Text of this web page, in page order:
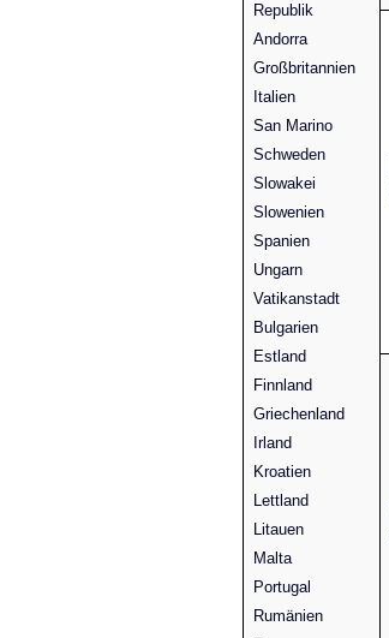
Republik
Andorra
Großbritannien
Italien
San Marino
Schweden
Slowakei
Slowenien
Spanien
Ungarn
Vatikanstadt
Bulgarien
Estland
Finnland
Griechenland
Irland
Kroatien
Lettland
Litauen
Malta
Portugal
Rumänien